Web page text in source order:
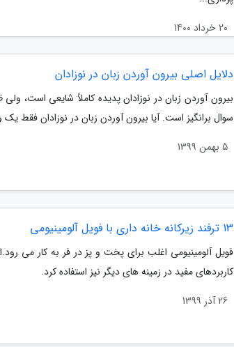
20 خرداد 1400
دلایل اصلی بیرون آوردن زبان در نوزادان
بیرون آوردن زبان در نوزادان پدیده کاملاً شایعی است، ولی
سوال برانگیز است. آیا بیرون آوردن زبان در نوزادان فقط
5 بهمن 1399
13 ترفند زیرکانه خانه داری با فویل آلومینیومی
فویل آلومینیومی اغلب برای پخت و پز در فر به کار می
کاربردهای مفید در زمینه های دیگر نیز استفاده کرد.
26 آذر 1399